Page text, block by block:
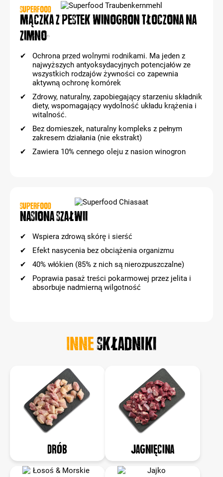
SUPERFOOD
Mączka z pestek winogron tłoczona na
zimno
Ochrona przed wolnymi rodnikami. Ma jeden z
najwyższych antyoksydacyjnych potencjałów ze
wszystkich rodzajów żywności co zapewnia
aktywną ochronę komórek
Zdrowy, naturalny, zapobiegający starzeniu składnik
diety, wspomagający wydolność układu krążenia i
witalność.
Bez domieszek, naturalny kompleks z pełnym
zakresem działania (nie ekstrakt)
Zawiera 10% cennego oleju z nasion winogron
SUPERFOOD
Nasiona szałwii
Wspiera zdrową skórę i sierść
Efekt nasycenia bez obciążenia organizmu
40% włókien (85% z nich są nierozpuszczalne)
Poprawia pasaż treści pokarmowej przez jelita i
absorbuje nadmierną wilgotność
Inneskładniki
Drób Jagnięcina